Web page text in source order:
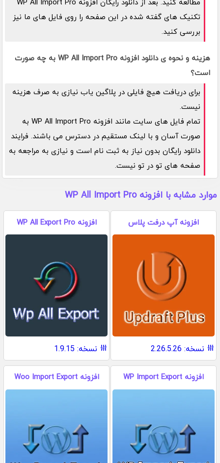
مطالعه کنید. بعد از دانلود رایگان افزونه WP All Import Pro
تکنیک های گفته شده در این صفحه را روی فایل های ما نیز
بررسی کنید.
هزینه و نحوه ی دانلود افزونه WP All Import Pro به چه صورت
است؟
برای دریافت هیچ فایلی در پلاگین یاب نیازی به صرف هزینه
نیست.
تمام فایل های سایت مانند افزونه WP All Import Pro به
صورت آسان و با لینک مستقیم در دسترس می باشند. فرایند
دانلود رایگان بدون نیاز به ثبت نام است و نیازی به مراجعه به
صفحه های تو در تو نیست.
موارد مشابه با افزونه WP All Import Pro
افزونه آپ درفت پلاس
نسخه: 2.26.5.26
افزونه WP All Export Pro
نسخه: 1.9.15
افزونه WP Import Export افزونه Woo Import Export